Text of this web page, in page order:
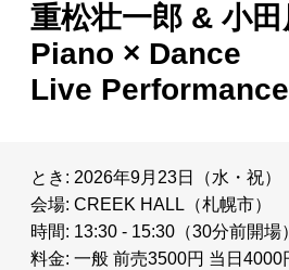
重松壮一郎 & 小
Piano × Dance
Live Performance
とき: 2026年9月23日（水・祝）
会場: CREEK HALL（札幌市）
時間: 13:30 - 15:30（30分前開場）
料金: 一般 前売3500円 当日4000